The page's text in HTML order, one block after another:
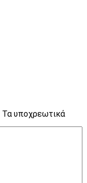
Τα υποχρεωτικά